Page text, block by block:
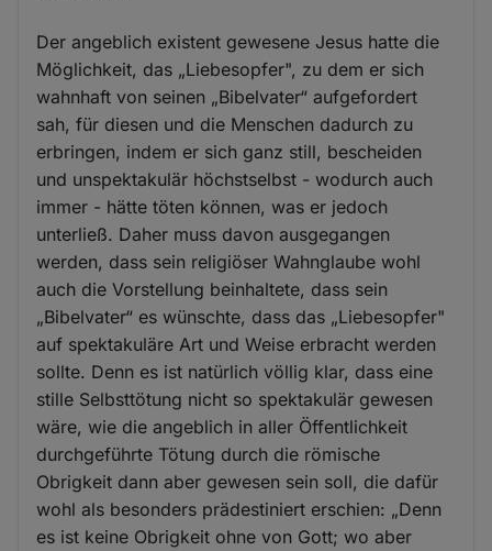
Der angeblich existent gewesene Jesus hatte die
Möglichkeit, das „Liebesopfer", zu dem er sich
wahnhaft von seinen „Bibelvater“ aufgefordert
sah, für diesen und die Menschen dadurch zu
erbringen, indem er sich ganz still, bescheiden
und unspektakulär höchstselbst - wodurch auch
immer - hätte töten können, was er jedoch
unterließ. Daher muss davon ausgegangen
werden, dass sein religiöser Wahnglaube wohl
auch die Vorstellung beinhaltete, dass sein
„Bibelvater“ es wünschte, dass das „Liebesopfer"
auf spektakuläre Art und Weise erbracht werden
sollte. Denn es ist natürlich völlig klar, dass eine
stille Selbsttötung nicht so spektakulär gewesen
wäre, wie die angeblich in aller Öffentlichkeit
durchgeführte Tötung durch die römische
Obrigkeit dann aber gewesen sein soll, die dafür
wohl als besonders prädestiniert erschien: „Denn
es ist keine Obrigkeit ohne von Gott; wo aber